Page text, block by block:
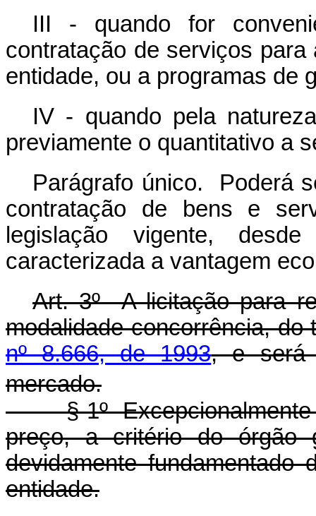
III - quando for
contratação de serviços
entidade, ou a programas de
IV - quando pela
previamente o quantitativo a
Parágrafo único. Poderá
contratação de bens e
legislação vigente,
caracterizada a vantagem
Art. 3º A licitação para
modalidade concorrência,
nº 8.666, de 1993, e será
mercado.
§ 1º Excepcionalmente
preço, a critério do órgão
devidamente
entidade.